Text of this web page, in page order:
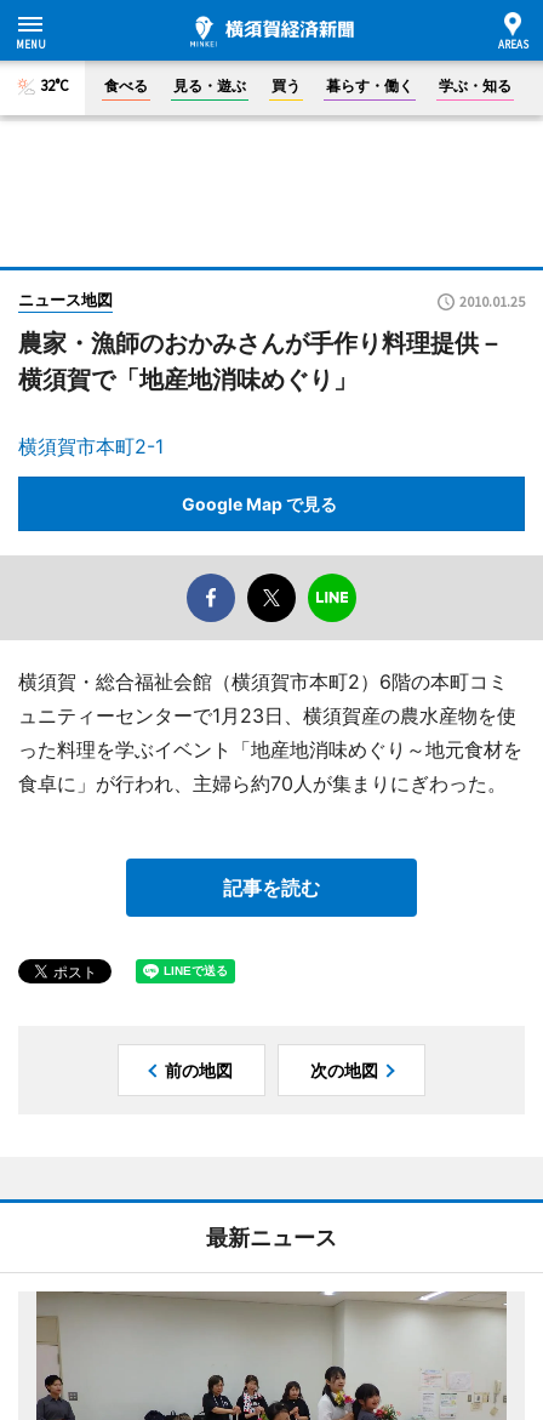
32°C 食べる 見る・遊ぶ 買う 暮らす・働く 学ぶ・知る
ニュース地図 2010.01.25
農家・漁師のおかみさんが手作り料理提供－
横須賀で「地産地消味めぐり」
横須賀市本町2-1
Google Map で見る
横須賀・総合福祉会館（横須賀市本町2）6階の本町コミ
ュニティーセンターで1月23日、横須賀産の農水産物を使
った料理を学ぶイベント「地産地消味めぐり～地元食材を
食卓に」が行われ、主婦ら約70人が集まりにぎわった。
記事を読む
前の地図 次の地図
最新ニュース